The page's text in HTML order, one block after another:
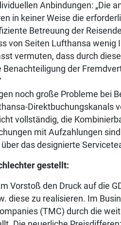
Anbindungen: „Die
in keiner Weise die
Betreuung der
von Seiten Lufthansa
vermuten, dass durch
Benachteiligung der
noch große Probleme bei
Direktbuchungskanals
vollständig, die
mit Aufzahlungen
das designierte
gestellt:
Vorstoß den Druck auf die
diese zu realisieren. Im
(TMC) durch die